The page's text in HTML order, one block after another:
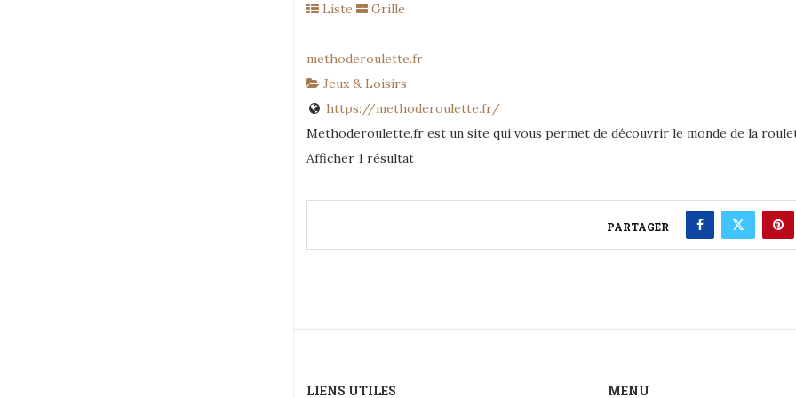
Liste Grille
methoderoulette.fr
Jeux & Loisirs
https://methoderoulette.fr/
Methoderoulette.fr est un site qui vous permet de découvrir le monde de la
Afficher 1 résultat
PARTAGER
LIENS UTILES MENU